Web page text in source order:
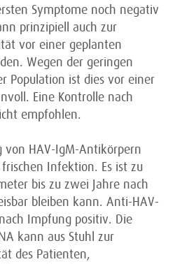
Symptome noch negativ
prinzipiell auch zur
vor einer geplanten
Wegen der geringen
Population ist dies vor einer
Eine Kontrolle nach
empfohlen.
von HAV-IgM-Antikörpern
Infektion. Es ist zu
bis zu zwei Jahre nach
bleiben kann. Anti-HAV-
Impfung positiv. Die
kann aus Stuhl zur
des Patienten,